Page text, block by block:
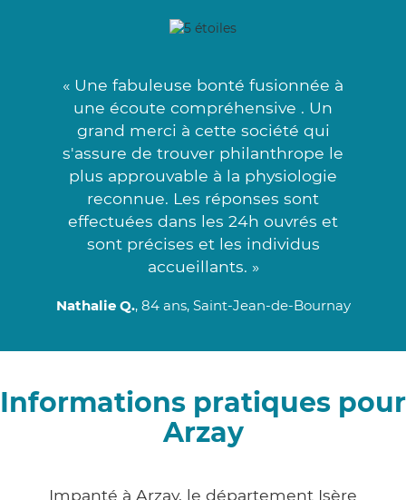
« Une fabuleuse bonté fusionnée à
une écoute compréhensive . Un
grand merci à cette société qui
s'assure de trouver philanthrope le
plus approuvable à la physiologie
reconnue. Les réponses sont
effectuées dans les 24h ouvrés et
sont précises et les individus
accueillants. »
Nathalie Q., 84 ans, Saint-Jean-de-Bournay
Informations pratiques pour
Arzay
Impanté à Arzay, le département Isère